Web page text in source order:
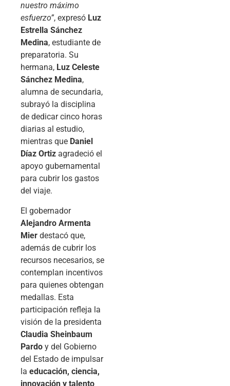
nuestro máximo
esfuerzo”, expresó Luz
Estrella Sánchez
Medina, estudiante de
preparatoria. Su
hermana, Luz Celeste
Sánchez Medina,
alumna de secundaria,
subrayó la disciplina
de dedicar cinco horas
diarias al estudio,
mientras que Daniel
Díaz Ortiz agradeció el
apoyo gubernamental
para cubrir los gastos
del viaje.
El gobernador
Alejandro Armenta
Mier destacó que,
además de cubrir los
recursos necesarios, se
contemplan incentivos
para quienes obtengan
medallas. Esta
participación refleja la
visión de la presidenta
Claudia Sheinbaum
Pardo y del Gobierno
del Estado de impulsar
la educación, ciencia,
innovación y talento